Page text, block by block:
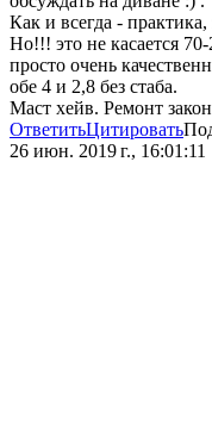
Как и всегда -
Но!!! это не касается
просто очень
обе 4 и 2,8 без стаба.
Маст хейв. Ремонт
ОтветитьЦитировать
26 июн. 2019 г., 16:01:11